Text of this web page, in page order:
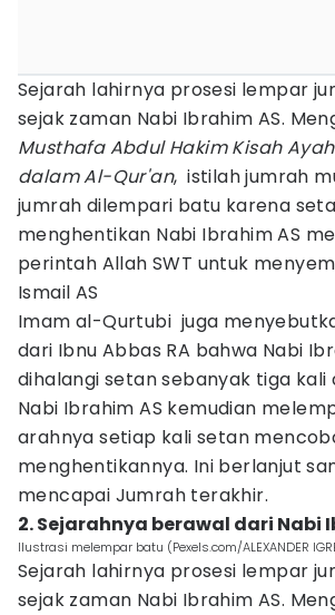
Sejarah lahirnya prosesi lempar
sejak zaman Nabi Ibrahim AS.
Musthafa Abdul Hakim Kisah
dalam Al-Qur'an, istilah jumrah
jumrah dilempari batu karena
menghentikan Nabi Ibrahim AS
perintah Allah SWT untuk
Ismail AS
Imam al-Qurtubi juga
dari Ibnu Abbas RA bahwa Nabi
dihalangi setan sebanyak tiga
Nabi Ibrahim AS kemudian
arahnya setiap kali setan
menghentikannya. Ini berlanjut
mencapai Jumrah terakhir.
2. Sejarahnya berawal dari Nabi
Ilustrasi melempar batu (Pexels.com/ALEXANDER
Sejarah lahirnya prosesi lempar
sejak zaman Nabi Ibrahim AS.